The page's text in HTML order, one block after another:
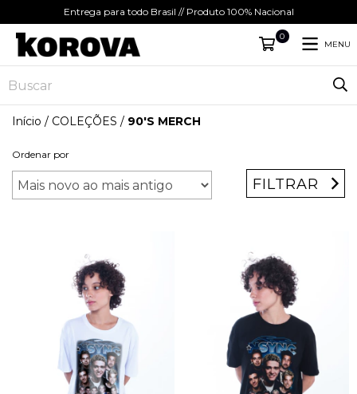
Entrega para todo Brasil // Produto 100% Nacional
0
MENU
Início / COLEÇÕES / 90'S MERCH
Ordenar por
FILTRAR